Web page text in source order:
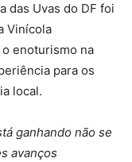
das Uvas do DF foi
Vinícola
enoturismo na
para os
local.
ganhando não se
avanços